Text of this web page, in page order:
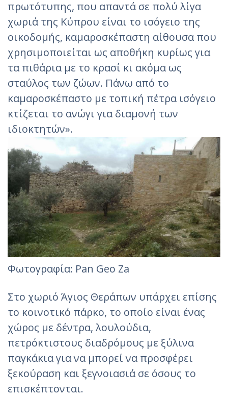
πρωτότυπης, που απαντά σε πολύ λίγα
χωριά της Κύπρου είναι το ισόγειο της
οικοδομής, καμαροσκέπαστη αίθουσα που
χρησιμοποιείται ως αποθήκη κυρίως για
τα πιθάρια με το κρασί κι ακόμα ως
σταύλος των ζώων. Πάνω από το
καμαροσκέπαστο με τοπική πέτρα ισόγειο
κτίζεται το ανώγι για διαμονή των
ιδιοκτητών».
Φωτογραφία: Pan Geo Za‎
Στο χωριό Άγιος Θεράπων υπάρχει επίσης
το κοινοτικό πάρκο, το οποίο είναι ένας
χώρος με δέντρα, λουλούδια,
πετρόκτιστους διαδρόμους με ξύλινα
παγκάκια για να μπορεί να προσφέρει
ξεκούραση και ξεγνοιασιά σε όσους το
επισκέπτονται.